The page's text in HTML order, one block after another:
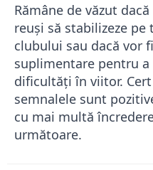
Rămâne de văzut
reuși să stabilizeze
clubului sau dacă vor
suplimentare pentru
dificultăți în viitor.
semnalele sunt
cu mai multă
următoare.